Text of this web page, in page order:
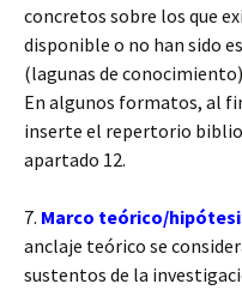
concretos sobre los que
disponible o no han sido
(lagunas de
En algunos formatos, al
inserte el repertorio
apartado 12.
7. Marco teórico/
anclaje teórico se
sustentos de la